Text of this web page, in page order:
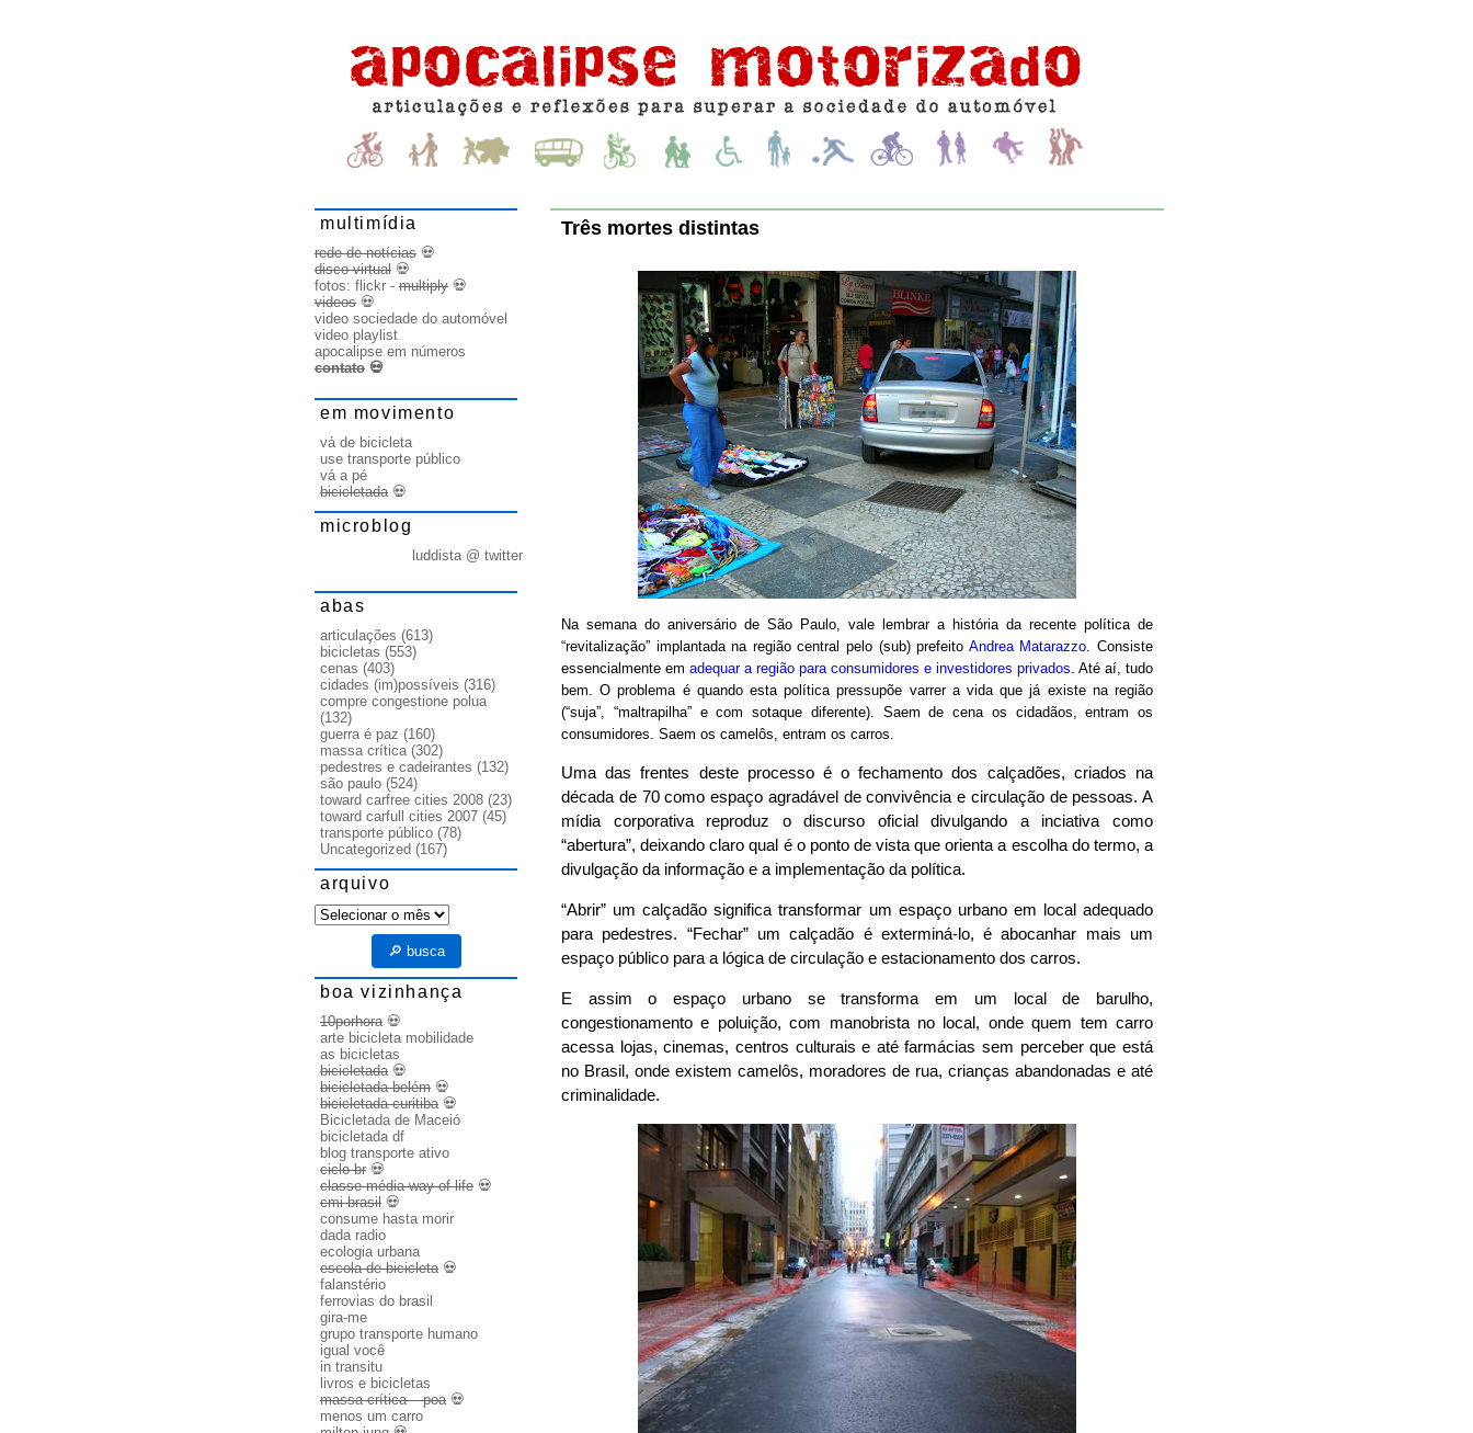
Três mortes distintas
Na semana do aniversário de São Paulo, vale lembrar a história da recente política de
“revitalização” implantada na região central pelo (sub) prefeito Andrea Matarazzo . Consiste
essencialmente em adequar a região para consumidores e investidores privados . Até aí, tudo
bem. O problema é quando esta política pressupõe varrer a vida que já existe na região
(“suja”, “maltrapilha” e com sotaque diferente). Saem de cena os cidadãos, entram os
consumidores. Saem os camelôs, entram os carros.
Uma das frentes deste processo é o fechamento dos calçadões, criados na
década de 70 como espaço agradável de convivência e circulação de pessoas. A
mídia corporativa reproduz o discurso oficial divulgando a inciativa como
“abertura”, deixando claro qual é o ponto de vista que orienta a escolha do termo, a
divulgação da informação e a implementação da política.
“Abrir” um calçadão significa transformar um espaço urbano em local adequado
para pedestres. “Fechar” um calçadão é exterminá-lo, é abocanhar mais um
espaço público para a lógica de circulação e estacionamento dos carros.
E assim o espaço urbano se transforma em um local de barulho,
congestionamento e poluição, com manobrista no local, onde quem tem carro
acessa lojas, cinemas, centros culturais e até farmácias sem perceber que está
no Brasil, onde existem camelôs, moradores de rua, crianças abandonadas e até
criminalidade.
multimídia
rede de notícias 💀
disco virtual 💀
fotos: flickr - multiply 💀
videos 💀
video sociedade do automóvel
video playlist
apocalipse em números
contato 💀
em movimento
vá de bicicleta
use transporte público
vá a pé
bicicletada💀
microblog
luddista @ twitter
abas
articulações (613)
bicicletas (553)
cenas (403)
cidades (im)possíveis (316)
compre congestione polua
(132)
guerra é paz (160)
massa crítica(302)
pedestres e cadeirantes (132)
são paulo (524)
toward carfree cities 2008 (23)
toward carfull cities 2007 (45)
transporte público (78)
Uncategorized (167)
arquivo
arquivo
🔎 busca
boa vizinhança
10porhora💀
arte bicicleta mobilidade
as bicicletas
bicicletada💀
bicicletada belém 💀
bicicletada curitiba💀
Bicicletada de Maceió
bicicletada df
blog transporte ativo
ciclo br 💀
classe média way of life 💀
cmi brasil 💀
consume hasta morir
dada radio
ecologia urbana
escola de bicicleta💀
falanstério
ferrovias do brasil
gira-me
grupo transporte humano
igual você
in transitu
livros e bicicletas
massa crítica – poa💀
menos um carro